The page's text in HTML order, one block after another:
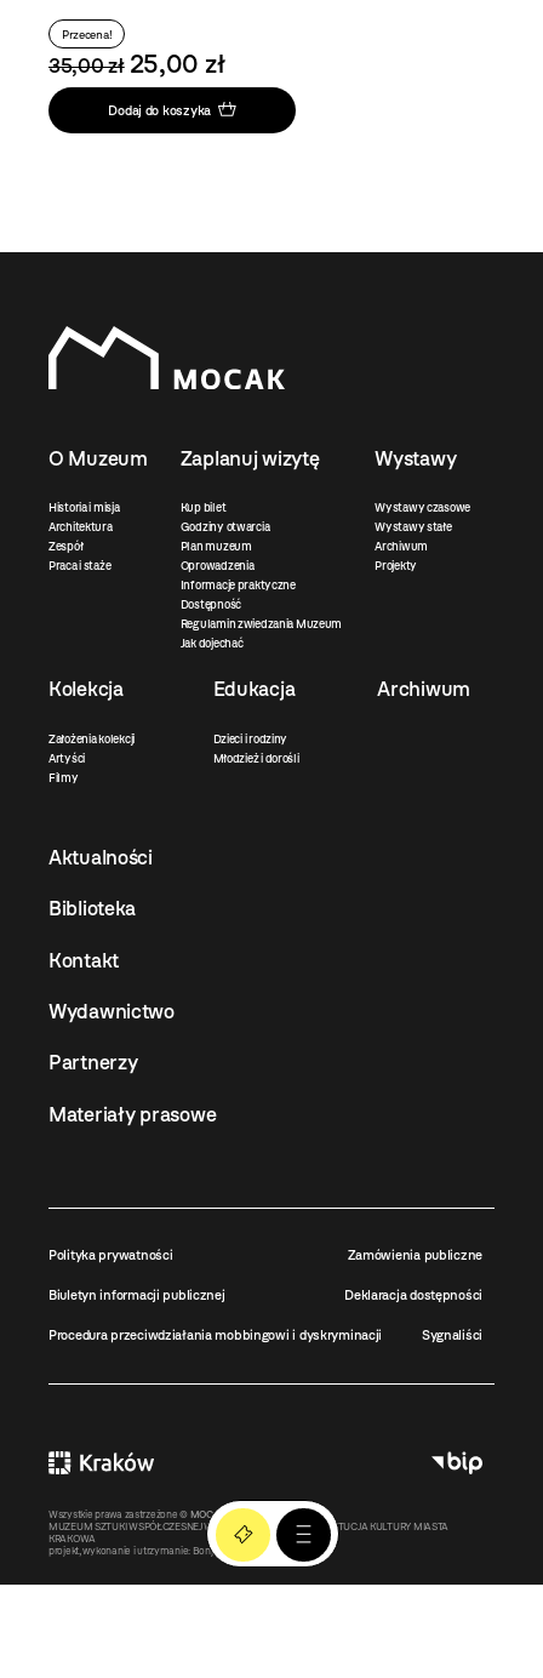
Przecena!
35,00 zł 25,00 zł
Dodaj do koszyka
O Muzeum
Historia i misja
Architektura
Zespół
Praca i staże
Zaplanuj wizytę
Kup bilet
Godziny otwarcia
Plan muzeum
Oprowadzenia
Informacje praktyczne
Dostępność
Regulamin zwiedzania Muzeum
Jak dojechać
Wystawy
Wystawy czasowe
Wystawy stałe
Archiwum
Projekty
Kolekcja
Założenia kolekcji
Artyści
Filmy
Edukacja
Dzieci i rodziny
Młodzież i dorośli
Archiwum
Aktualności
Biblioteka
Kontakt
Wydawnictwo
Partnerzy
Materiały prasowe
Polityka prywatności Zamówienia publiczne
Biuletyn informacji publicznej Deklaracja dostępności
Procedura przeciwdziałania mobbingowi i dyskryminacji Sygnaliści
Wszystkie prawa zastrzeżone © MOCAK2011-2026
MUZEUM SZTUKI WSPÓŁCZESNEJ W KRAKOWIE MOCAK – INSTYTUCJA KULTURY MIASTA
KRAKOWA
projekt, wykonanie i utrzymanie: Bonjour.pl